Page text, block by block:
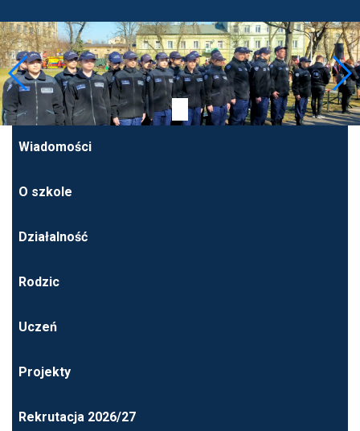
Wiadomości
O szkole
Działalność
Rodzic
Uczeń
Projekty
Rekrutacja 2026/27